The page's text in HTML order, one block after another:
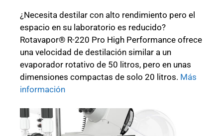
¿Necesita destilar con alto rendimiento pero el
espacio en su laboratorio es reducido?
Rotavapor® R-220 Pro High Performance ofrece
una velocidad de destilación similar a un
evaporador rotativo de 50 litros, pero en unas
dimensiones compactas de solo 20 litros. Más
información